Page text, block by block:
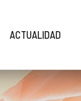
ACTUALIDAD